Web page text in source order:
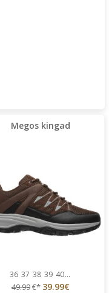
Megos kingad
36 37 38 39 40...
49.99€* 39.99€